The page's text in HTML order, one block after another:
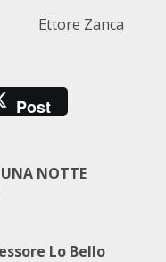
Ettore Zanca
Post
NOTTE
Lo Bello